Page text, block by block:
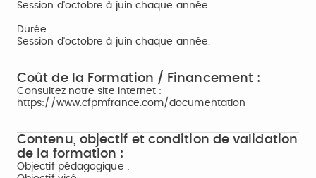
Session d'octobre à juin chaque année.
Durée :
Session d'octobre à juin chaque année.
Coût de la Formation / Financement :
Consultez notre site internet :
https://www.cfpmfrance.com/documentation
Contenu, objectif et condition de validation
de la formation :
Objectif pédagogique :